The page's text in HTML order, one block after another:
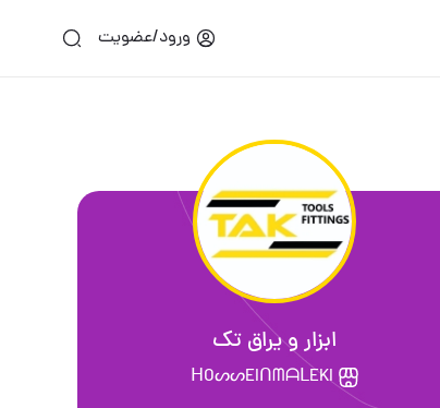
ورود/عضویت
ابزار و یراق تك
ᕼOᔕᔕEIᑎᗰᗩᒪEKI